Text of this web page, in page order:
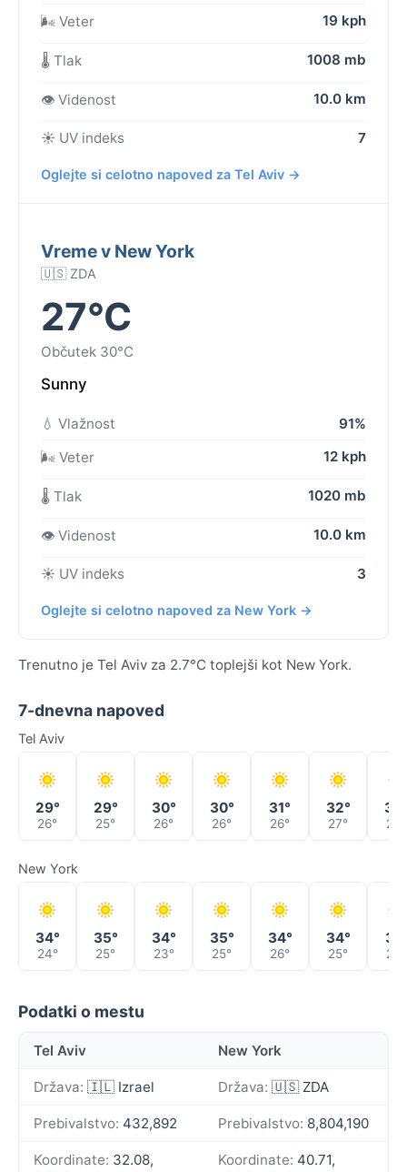
🌬️ Veter
19 kph
🌡️ Tlak 1008 mb
👁️ Videnost 10.0 km
☀️ UV indeks 7
Oglejte si celotno napoved za Tel Aviv →
Vreme v New York
🇺🇸 ZDA
27°C
Občutek 30°C
Sunny
💧 Vlažnost
91%
🌬️ Veter
12 kph
🌡️ Tlak 1020 mb
👁️ Videnost 10.0 km
☀️ UV indeks 3
Oglejte si celotno napoved za New York →
Trenutno je Tel Aviv za 2.7°C toplejši kot New York.
7-dnevna napoved
Tel Aviv
29°
26°
29°
25°
30°
26°
30°
26°
31°
26°
32°
27° 28°
New York
34°
24°
35°
25°
34°
23°
35°
25°
34°
26°
34°
25°
31°
25°
Podatki o mestu
Tel Aviv New York
Država: 🇮🇱 Izrael Država: 🇺🇸 ZDA
Prebivalstvo: 432,892 Prebivalstvo: 8,804,190
Koordinate: 32.08,
Koordinate: 40.71,